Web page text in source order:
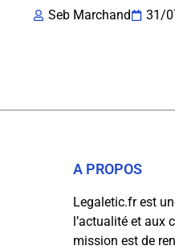
Seb Marchand
31/
A PROPOS
Legaletic.fr est
l’actualité et aux
mission est de